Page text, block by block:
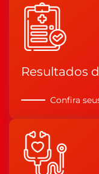
Resultados
Confira